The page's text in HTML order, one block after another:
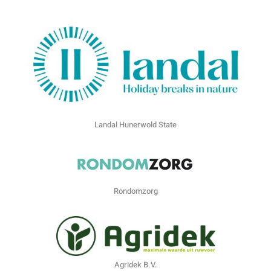
Landal Hunerwold State
Rondomzorg
Agridek B.V.